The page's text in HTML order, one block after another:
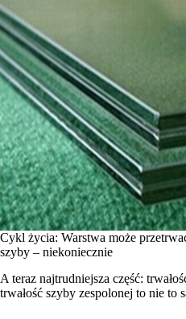
Cykl życia: Warstwa może
szyby – niekoniecznie
A teraz najtrudniejsza część:
trwałość szyby zespolonej to nie to